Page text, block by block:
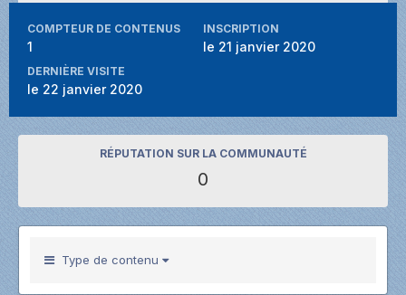
COMPTEUR DE CONTENUS
1
INSCRIPTION
le 21 janvier 2020
DERNIÈRE VISITE
le 22 janvier 2020
RÉPUTATION SUR LA COMMUNAUTÉ
0
Type de contenu